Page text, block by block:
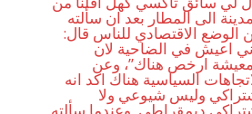
الى المطار بعد ان سألته
الوضع الاقتصادي للناس قال:
اعيش في الضاحية لان
ارخص هناك”، وعن
السياسية هناك اكد انه
وليس شيوعي ولا